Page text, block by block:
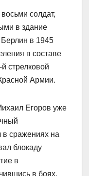
солдат,
в здание
Берлин в 1945
в составе
стрелковой
Армии.
Егоров уже
в сражениях на
блокаду
в
в боях,